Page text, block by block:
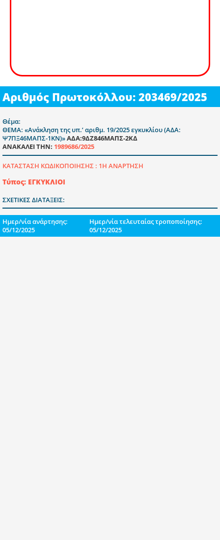
Αριθμός Πρωτοκόλλου: 203469/2025
Θέμα:
ΘΕΜΑ: «Ανάκληση της υπ.’ αριθμ. 19/2025 εγκυκλίου (ΑΔΑ:
Ψ7ΠΞ46ΜΑΠΣ-1ΚΝ)»ΑΔΑ:9ΔΖ846ΜΑΠΣ-2ΚΔ
ΑΝΑΚΑΛΕΙ ΤΗΝ: 1989686/2025
ΚΑΤΑΣΤΑΣΗ ΚΩΔΙΚΟΠΟΙΗΣΗΣ : 1Η ΑΝΑΡΤΗΣΗ
Τύπος: ΕΓΚΥΚΛΙΟΙ
ΣΧΕΤΙΚΕΣ ΔΙΑΤΑΞΕΙΣ:
Ημερ/νία ανάρτησης:
05/12/2025
Ημερ/νία τελευταίας τροποποίησης:
05/12/2025